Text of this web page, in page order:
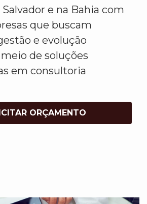
e na Bahia com
que buscam
e evolução
de soluções
em consultoria
ORÇAMENTO